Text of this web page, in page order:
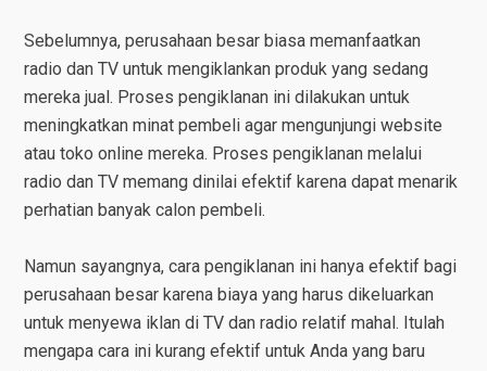
Sebelumnya, perusahaan besar biasa memanfaatkan
radio dan TV untuk mengiklankan produk yang sedang
mereka jual. Proses pengiklanan ini dilakukan untuk
meningkatkan minat pembeli agar mengunjungi website
atau toko online mereka. Proses pengiklanan melalui
radio dan TV memang dinilai efektif karena dapat menarik
perhatian banyak calon pembeli.
Namun sayangnya, cara pengiklanan ini hanya efektif bagi
perusahaan besar karena biaya yang harus dikeluarkan
untuk menyewa iklan di TV dan radio relatif mahal. Itulah
mengapa cara ini kurang efektif untuk Anda yang baru